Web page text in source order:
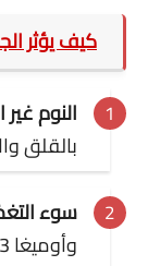
كيف يؤثر
النوم
بالقلق
سوء
وأوميغا 3 يؤثر على التركيز والمزاج.